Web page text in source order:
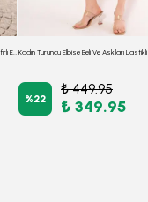
%22
₺ 449.95
₺ 349.95